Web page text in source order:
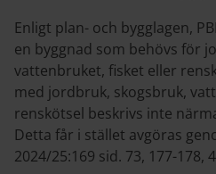
Enligt plan- och bygglagen,
en byggnad som behövs för
vattenbruket, fisket eller
med jordbruk, skogsbruk,
renskötsel beskrivs inte
Detta får i stället avgöras
2024/25:169 sid. 73, 177-178,